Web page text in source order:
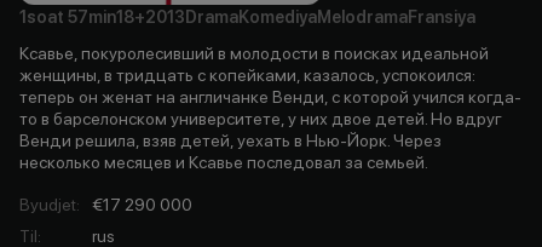
1soat 57min18+2013 DramaKomediyaMelodramaFransiya
Ксавье, покуролесивший в молодости в поисках идеальной
женщины, в тридцать с копейками, казалось, успокоился:
теперь он женат на англичанке Венди, с которой учился когда-
то в барселонском университете, у них двое детей. Но вдруг
Венди решила, взяв детей, уехать в Нью-Йорк. Через
несколько месяцев и Ксавье последовал за семьей.
Byudjet:
€17 290 000
Til: rus